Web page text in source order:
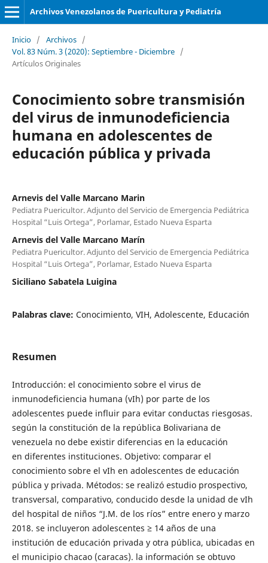
Archivos Venezolanos de Puericultura y Pediatría
Inicio / Archivos /
Vol. 83 Núm. 3 (2020): Septiembre - Diciembre /
Artículos Originales
Conocimiento sobre transmisión
del virus de inmunodeficiencia
humana en adolescentes de
educación pública y privada
Arnevis del Valle Marcano Marin
Pediatra Puericultor. Adjunto del Servicio de Emergencia Pediátrica
Hospital “Luis Ortega”, Porlamar, Estado Nueva Esparta
Arnevis del Valle Marcano Marín
Pediatra Puericultor. Adjunto del Servicio de Emergencia Pediátrica
Hospital “Luis Ortega”, Porlamar, Estado Nueva Esparta
Siciliano Sabatela Luigina
Palabras clave: Conocimiento, VIH, Adolescente, Educación
Resumen
Introducción: el conocimiento sobre el virus de
inmunodeficiencia humana (vIh) por parte de los
adolescentes puede influir para evitar conductas riesgosas.
según la constitución de la república Bolivariana de
venezuela no debe existir diferencias en la educación
en diferentes instituciones. Objetivo: comparar el
conocimiento sobre el vIh en adolescentes de educación
pública y privada. Métodos: se realizó estudio prospectivo,
transversal, comparativo, conducido desde la unidad de vIh
del hospital de niños “J.M. de los ríos” entre enero y marzo
2018. se incluyeron adolescentes ≥ 14 años de una
institución de educación privada y otra pública, ubicadas en
el municipio chacao (caracas). la información se obtuvo